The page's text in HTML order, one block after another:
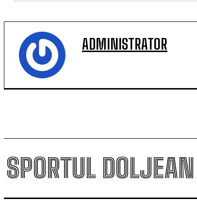
ADMINISTRATOR
SPORTUL DOLJEAN